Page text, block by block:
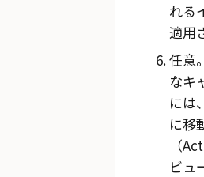
れる
適用
任意
なキ
には
に移
（
ビュ